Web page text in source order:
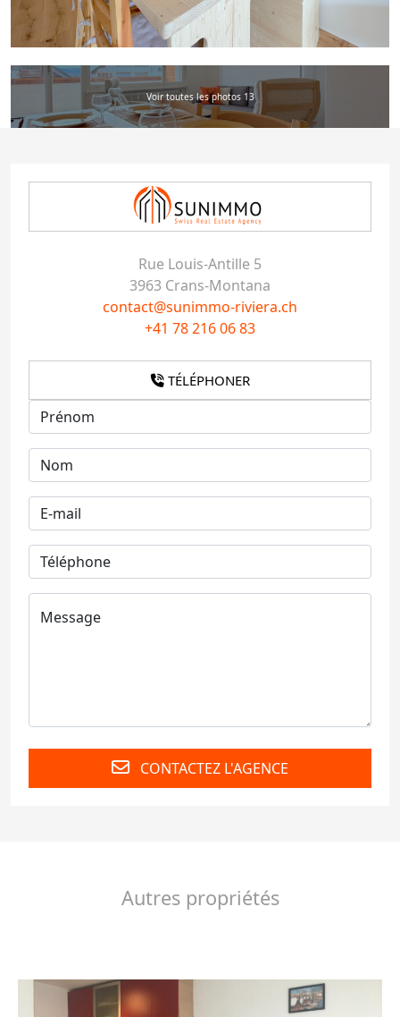
Voir toutes les photos 13
Rue Louis-Antille 5
3963 Crans-Montana
contact@sunimmo-riviera.ch
+41 78 216 06 83
TÉLÉPHONER
CONTACTEZ L'AGENCE
Autres propriétés